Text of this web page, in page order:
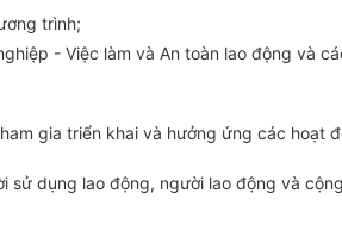
trình;
- Việc làm và An toàn lao động và
gia triển khai và hưởng ứng các hoạt
sử dụng lao động, người lao động và